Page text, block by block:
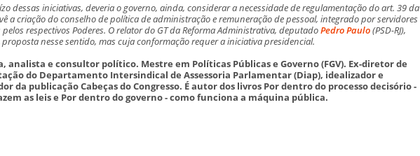
dessas iniciativas, deveria o governo, ainda, considerar a necessidade de regulamentação do art. 39 da
a criação do conselho de política de administração e remuneração de pessoal, integrado por servidores
respectivos Poderes. O relator do GT da Reforma Administrativa, deputadoPedro Paulo(PSD-RJ),
nesse sentido, mas cuja conformação requer a iniciativa presidencial.
analista e consultor político. Mestre em Políticas Públicas e Governo (FGV). Ex-diretor de
do Departamento Intersindical de Assessoria Parlamentar (Diap), idealizador e
da publicação Cabeças do Congresso. É autor dos livros Por dentro do processo decisório -
as leis e Por dentro do governo - como funciona a máquina pública.